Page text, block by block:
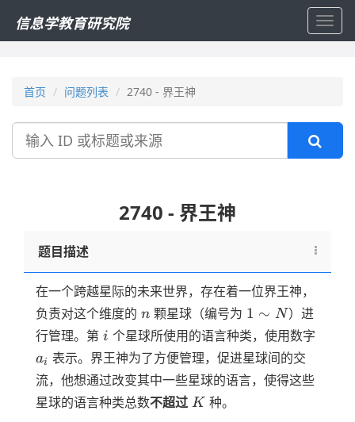
信息学教育研究院
首页 问题列表 2740 - 界王神
搜
2740 - 界王神
题目描述
在一个跨越星际的未来世界，存在着一位界王神，
负责对这个维度的 n
n 颗星球（编号为 1
\sim
N
1 ∼ N）进
行管理。第 i
i 个星球所使用的语言种类，使用数字
ai 表示。界王神为了方便管理，促进星球间的交
流，他想通过改变其中一些星球的语言，使得这些
星球的语言种类总数不超过 K
K 种。